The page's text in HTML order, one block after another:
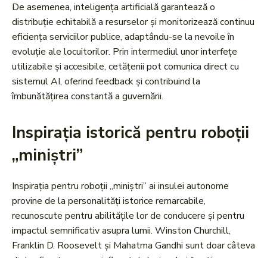
De asemenea, inteligența artificială garantează o
distribuție echitabilă a resurselor și monitorizează continuu
eficiența serviciilor publice, adaptându-se la nevoile în
evoluție ale locuitorilor. Prin intermediul unor interfețe
utilizabile și accesibile, cetățenii pot comunica direct cu
sistemul AI, oferind feedback și contribuind la
îmbunătățirea constantă a guvernării.
Inspirația istorică pentru roboții
„miniștri”
Inspirația pentru roboții „miniștri” ai insulei autonome
provine de la personalități istorice remarcabile,
recunoscute pentru abilitățile lor de conducere și pentru
impactul semnificativ asupra lumii. Winston Churchill,
Franklin D. Roosevelt și Mahatma Gandhi sunt doar câteva